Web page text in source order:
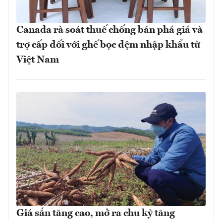
Canada rà soát thuế chống bán phá giá và
trợ cấp đối với ghế bọc đệm nhập khẩu từ
Việt Nam
Giá sắn tăng cao, mở ra chu kỳ tăng